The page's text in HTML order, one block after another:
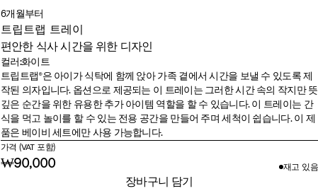
6개월부터
트립트랩 트레이
편안한 식사 시간을 위한 디자인
컬러 :화이트
컬러
블
랙
화
이
트
바
닐
라
화
이
트
트립트랩®은 아이가 식탁에 함께 앉아 가족 곁에서 시간을 보낼 수 있도록 제
작된 의자입니다. 옵션으로 제공되는 이 트레이는 그러한 시간 속의 작지만 뜻
깊은 순간을 위한 유용한 추가 아이템 역할을 할 수 있습니다. 이 트레이는 간
식을 먹고 놀이를 할 수 있는 전용 공간을 만들어 주며 세척이 쉽습니다. 이 제
품은 베이비 세트에만 사용 가능합니다.
가격 (VAT 포함)
₩90,000 재고 있음​
장바구니 담기